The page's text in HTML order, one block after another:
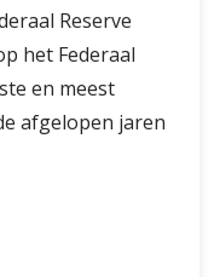
Reserve
het Federaal
en meest
afgelopen jaren